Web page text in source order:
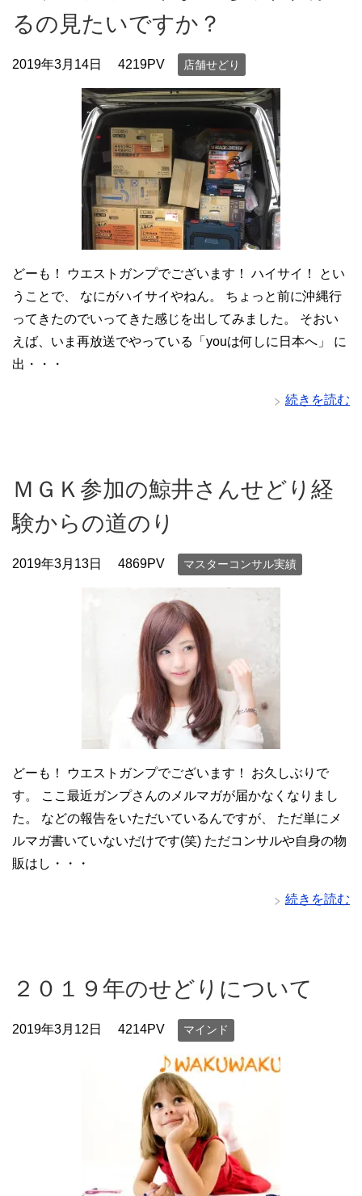
るの見たいですか？
2019年3月14日 4219PV 店舗せどり
どーも！ ウエストガンプでございます！ ハイサイ！ とい
うことで、 なにがハイサイやねん。 ちょっと前に沖縄行
ってきたのでいってきた感じを出してみました。 そおい
えば、いま再放送でやっている「youは何しに日本へ」 に
出・・・
続きを読む
ＭＧＫ参加の鯨井さんせどり経
験からの道のり
2019年3月13日 4869PV マスターコンサル実績
どーも！ ウエストガンプでございます！ お久しぶりで
す。 ここ最近ガンプさんのメルマガが届かなくなりまし
た。 などの報告をいただいているんですが、 ただ単にメ
ルマガ書いていないだけです(笑) ただコンサルや自身の物
販はし・・・
続きを読む
２０１９年のせどりについて
2019年3月12日 4214PV マインド